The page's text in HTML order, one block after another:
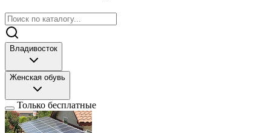
Владивосток
Женская обувь
Только бесплатные